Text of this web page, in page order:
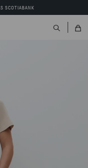
SCOTIABANK